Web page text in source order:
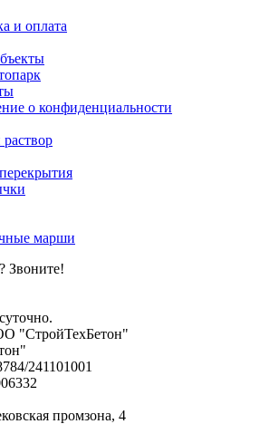
и оплата
о конфиденциальности
марши
Звоните!
"СтройТехБетон"
241101001
промзона, 4